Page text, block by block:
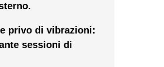
privo di vibrazioni:
sessioni di